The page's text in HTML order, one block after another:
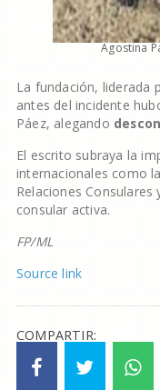
Agostina
La fundación, liderada
antes del incidente
Páez, alegando
El escrito subraya la
internacionales como la
Relaciones Consulares
consular activa.
FP/ML
Source link
COMPARTIR: